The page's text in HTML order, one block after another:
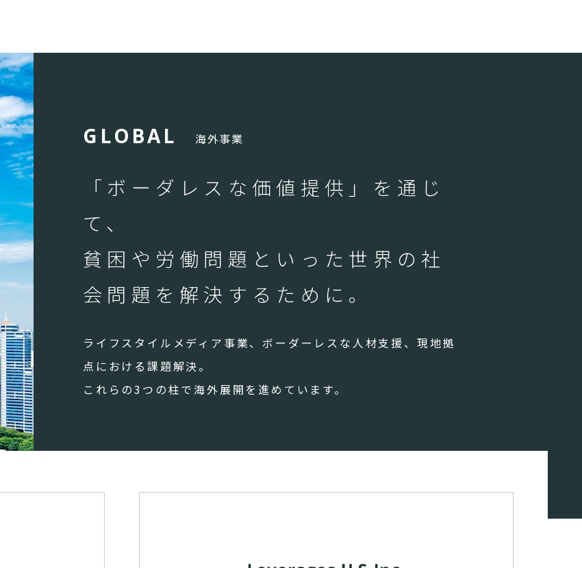
G LO BAL 海外事業
「ボーダレスな価値提供」を通じ
て、
貧困や労働問題といった世界の社
会問題を解決するために。
ライフスタイルメディア事業、ボーダーレスな人材支援、現地拠
点における課題解決。
これらの3つの柱で海外展開を進めています。